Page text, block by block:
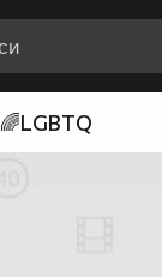
🌈LGBTQ